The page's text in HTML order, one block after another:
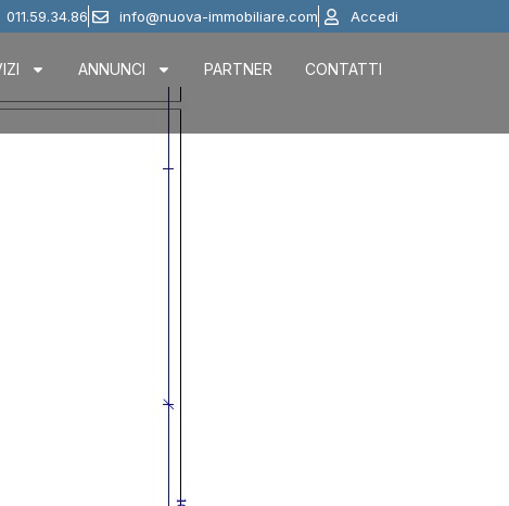
011.59.34.86 info@nuova-immobiliare.com Accedi
ANNUNCI PARTNER CONTATTI